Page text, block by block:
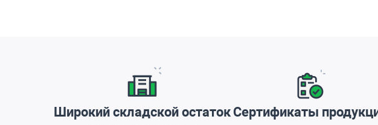
Широкий складской остатокСертификаты